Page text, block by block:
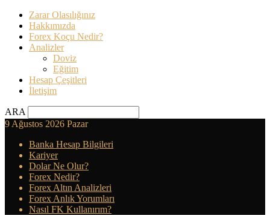
Zarar Olasılığınız
Hakkımızda
Forex Koçu Nedir?
Analizler
Doviz
Eğitim
Hesap Çeşitleri
İletişim
ARA
9 Ağustos 2026 Pazar
Banka Hesap Bilgileri
Kariyer
Dolar Ne Olur?
Forex Nedir?
Forex Altın Analizleri
Forex Anlık Yorumları
Nasıl FK Kullanırım?